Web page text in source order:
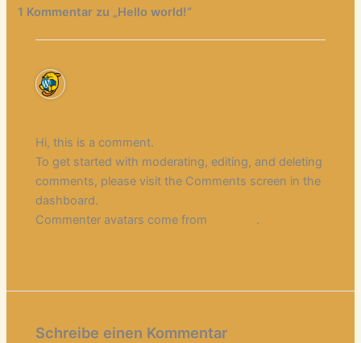
1 Kommentar zu „Hello world!“
Hi, this is a comment.
To get started with moderating, editing, and deleting
comments, please visit the Comments screen in the
dashboard.
Commenter avatars come from
.
Schreibe einen Kommentar